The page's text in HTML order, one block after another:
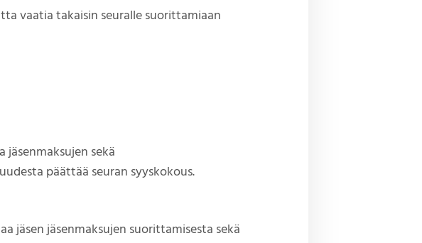
vaatia takaisin seuralle suorittamiaan
sekä
päättää seuran syyskokous.
jäsen jäsenmaksujen suorittamisesta sekä